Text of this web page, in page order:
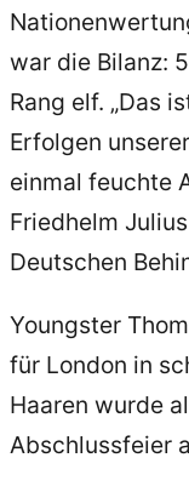
war die Bilanz:
Rang elf. „Das
Erfolgen
einmal feuchte
Friedhelm
Deutschen
Youngster
für London in
Haaren wurde
Abschlussfeier